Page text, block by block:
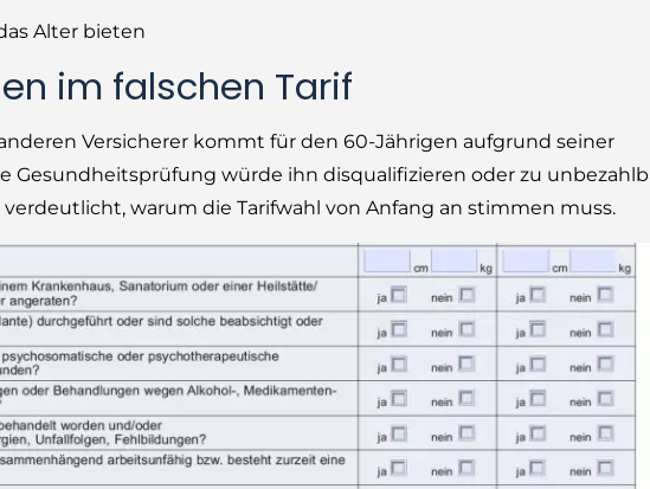
Alter bieten
im falschen Tarif
Versicherer kommt für den 60-Jährigen aufgrund seiner
Gesundheitsprüfung würde ihn disqualifizieren oder zu
warum die Tarifwahl von Anfang an stimmen muss.